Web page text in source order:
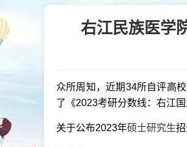
右江民族医学
众所周知，近期34所自评高
了《2023考研分数线：右江
关于公布2023年硕士研究生